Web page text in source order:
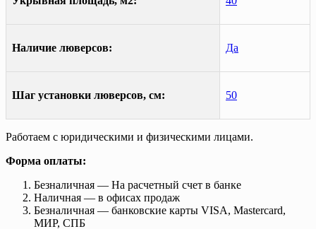
Наличие люверсов: Да
Шаг установки люверсов, см: 50
Работаем с юридическими и физическими лицами.
Форма оплаты:
Безналичная — На расчетный счет в банке
Наличная — в офисах продаж
Безналичная — банковские карты VISA, Mastercard,
МИР, СПБ